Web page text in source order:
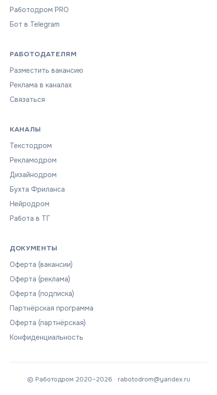
Работодром PRO
Бот в Telegram
РАБОТОДАТЕЛЯМ
Разместить вакансию
Реклама в каналах
Связаться
КАНАЛЫ
Текстодром
Рекламодром
Дизайнодром
Бухта Фриланса
Нейродром
Работа в ТГ
ДОКУМЕНТЫ
Оферта (вакансии)
Оферта (реклама)
Оферта (подписка)
Партнёрская программа
Оферта (партнёрская)
Конфиденциальность
© Работодром 2020–2026 · rabotodrom@yandex.ru